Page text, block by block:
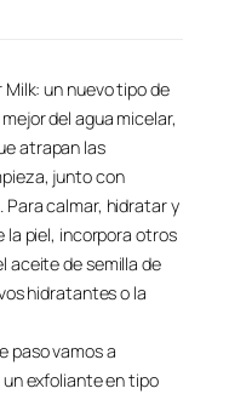
Milk: un nuevo tipo de
del agua micelar,
atrapan las
junto con
calmar, hidratar y
la piel, incorpora otros
aceite de semilla de
hidratantes o la
paso vamos a
exfoliante en tipo